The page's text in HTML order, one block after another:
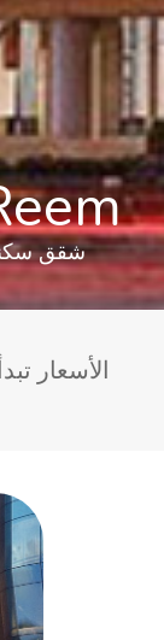
شقق
الأسعار